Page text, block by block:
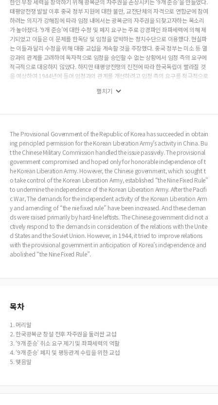
한인 무장 세력을 장악하기 위해 광복군의 자주권을 손상시키는 ‘9개 준승’을 만들었다.
태평양전쟁 발발 이후 중국 정부 지원에 대한 불만, 교전단체의 자격으로 연합군에 참여
하려는 의지가 강해짐에 따라 임정 내에서는 광복군의 자주권을 되찾고자하는 목소리
가 높아졌다. ‘9개 준승’에 대한 수정 및 폐지 요구는 주로 강경파인 좌파세력에 의해 제
기되었고 이들은 이 문제를 한독당 및 임정을 압박하는 정치수단으로 이용했다. 현실파
는 이들과 달리 수정을 위해 대중 교섭을 계속할 것을 주장했다. 중국 정부는 미소 등 열
강과의 관계를 고려하여 독자적으로 임정을 승인할 수 없는 상황에서 임정 측의 요구에
적극적으로 대응하지 않았다. 하지만 태평양전쟁의 진전에 따라 한국독립이 빨라질 것
을 예상하여 1944년에 들어 임정과의 관계를 개선하려고 임정 측의 요구를 적극적으로
훈련반의 설립이 미친 영향이 컸다. ‘9개 준승’은 폐지되지만 바로 대등적인 한중관계를
원의 성격을 띤 ‘원조판법’의 방식으로 광복군과 중국 정부의 관계를 재정립하였다.
펼치기
The Provisional Government of the Republic of Korea has succeeded in obtain
ing principled permission for the Korean Liberation Army’s activity in China. Bu
t the Chinese Military Commission handled the issue passively. The provisional
government compromised and hoped only for honorable independence of t
he Korean Liberation Army. However, the Chinese government, which sought t
o take control of the Korean Liberation Army, established “the Nine Fixed Rule”
to undermine the independence of the Korean Liberation Army. After the Pacifi
c War, The demands for the independent activity of the Korean Liberation Arm
y and amending of “the nie fixed rule” have been increased. And these deman
ds were raised primarily by hard-line leftists. The Chinese government did not a
ctively respond to the demands in consideration of the relations with the Unite
d States and the Soviet Union. However, in 1944, it tried to improve relations
with the provisional government in anticipation of Korea’s independence and
abolished “the Nine Fixed Rule”.
목차
1. 머리말
2. 한국광복군 창설 전후 자주권을 둘러싼 교섭
3. ‘9개 준승’ 취소 요구 제기 및 좌파세력의 역할
4. ‘9개 준승’ 폐지 및 평등관계 수립을 위한 교섭
5. 맺음말